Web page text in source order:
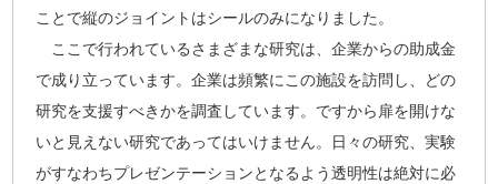
ことで縦のジョイントはシールのみになりました。
ここで行われているさまざまな研究は、企業からの助成金
で成り立っています。企業は頻繁にこの施設を訪問し、どの
研究を支援すべきかを調査しています。ですから扉を開けな
いと見えない研究であってはいけません。日々の研究、実験
がすなわちプレゼンテーションとなるよう透明性は絶対に必